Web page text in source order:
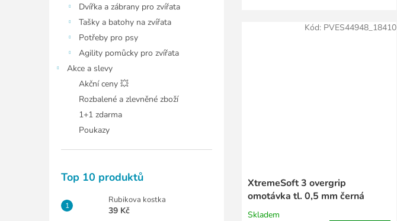
Dvířka a zábrany pro zvířata
Tašky a batohy na zvířata
Potřeby pro psy
Agility pomůcky pro zvířata
Akce a slevy
Akční ceny 💥
Rozbalené a zlevněné zboží
1+1 zdarma
Poukazy
Top 10 produktů
Rubikova kostka
39 Kč
XtremeSoft 3 overgrip
omotávka tl. 0,5 mm černá
Skladem
Kód: PVES44948_18410